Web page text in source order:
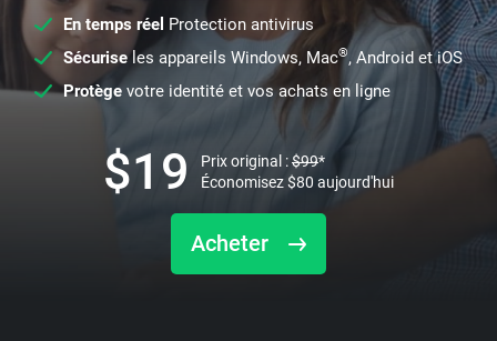
En temps réel Protection antivirus
Sécuriseles appareils Windows, Mac®, Android et iOS
Protège votre identité et vos achats en ligne
Acheter
$19 Prix original :$99*
Économisez$80 aujourd'hui